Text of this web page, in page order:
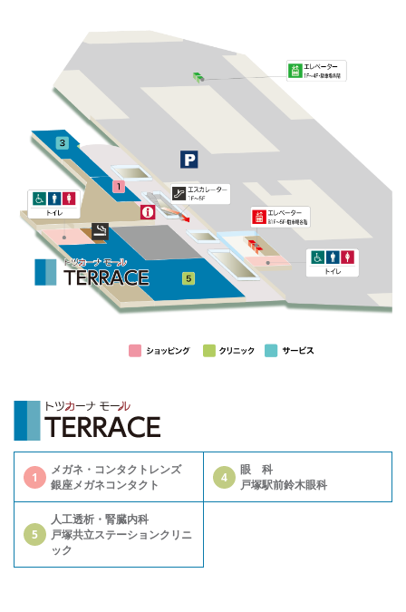
1
メガネ・コンタクトレンズ
銀座メガネコンタクト
4
眼 科
戸塚駅前鈴木眼科
5
人工透析・腎臓内科
戸塚共立ステーションクリニ
ック